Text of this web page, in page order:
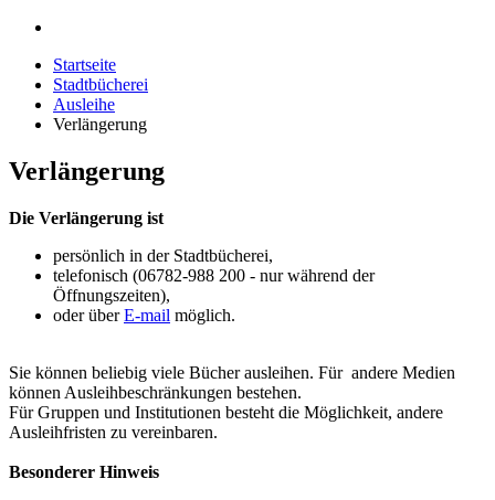
Startseite
Stadtbücherei
Ausleihe
Verlängerung
Verlängerung
Die Verlängerung ist
persönlich in der Stadtbücherei,
telefonisch (06782-988 200 - nur während der
Öffnungszeiten),
oder überE-mail möglich.
Sie können beliebig viele Bücher ausleihen. Für andere Medien
können Ausleihbeschränkungen bestehen.
Für Gruppen und Institutionen besteht die Möglichkeit, andere
Ausleihfristen zu vereinbaren.
Besonderer Hinweis